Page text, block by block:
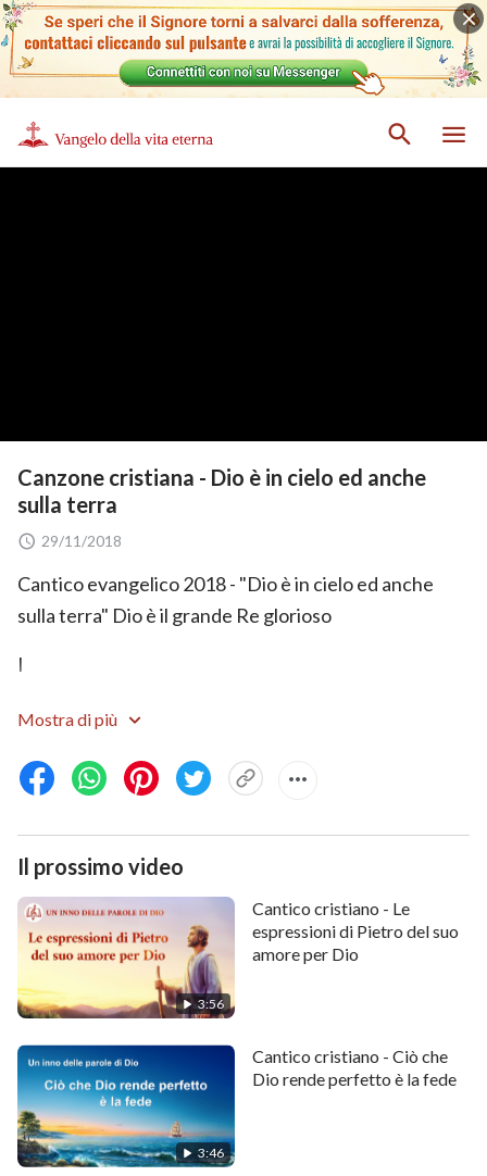
Canzone cristiana - Dio è in cielo ed anche
sulla terra
29/11/2018
Cantico evangelico 2018 - "Dio è in cielo ed anche
sulla terra" Dio è il grande Re glorioso
I
Dio è concreto nel cuore degli uomini, quando Egli è
In cielo, governa tutte le creature.
Un tempo Dio ha percorso mari e monti,
Si è sempre mosso dolcemente tra la razza umana.
II
Chi osa resistere in pubblico al Dio concreto Stesso?
Chi osa dire che Dio è in cielo al di là di ogni dubbio?
E chi osa dire che Dio è sicuramente sulla terra?
Mostra di più
Il prossimo video
3:56
Cantico cristiano - Le
espressioni di Pietro del suo
amore per Dio
3:46
Cantico cristiano - Ciò che
Dio rende perfetto è la fede